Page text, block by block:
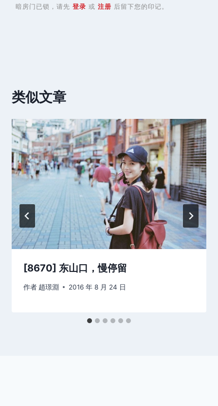
暗房门已锁，请先 登录 或 注册 后留下您的印记。
类似文章
[8670] 东山口，慢停留
作者 趙璟淵 2016 年 8 月 24 日